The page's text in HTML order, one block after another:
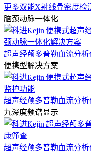
更多双能X射线骨密度检
脑颈动脉一体化
超声经颅多普勒血流分析
便携型解决方案
超声经颅多普勒血流分析
九深度频谱显示
超声经颅多普勒血流分析